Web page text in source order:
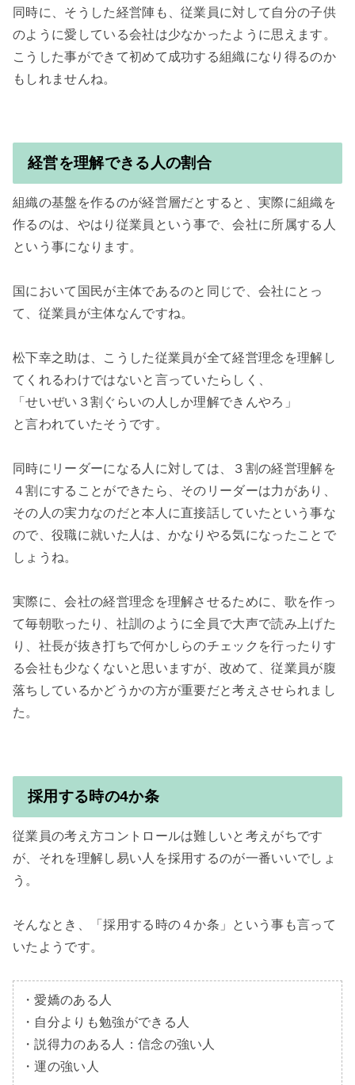
同時に、そうした経営陣も、従業員に対して自分の子供
のように愛している会社は少なかったように思えます。
こうした事ができて初めて成功する組織になり得るのか
もしれませんね。
経営を理解できる人の割合
組織の基盤を作るのが経営層だとすると、実際に組織を
作るのは、やはり従業員という事で、会社に所属する人
という事になります。
国において国民が主体であるのと同じで、会社にとっ
て、従業員が主体なんですね。
松下幸之助は、こうした従業員が全て経営理念を理解し
てくれるわけではないと言っていたらしく、
「せいぜい３割ぐらいの人しか理解できんやろ」
と言われていたそうです。
同時にリーダーになる人に対しては、３割の経営理解を
４割にすることができたら、そのリーダーは力があり、
その人の実力なのだと本人に直接話していたという事な
ので、役職に就いた人は、かなりやる気になったことで
しょうね。
実際に、会社の経営理念を理解させるために、歌を作っ
て毎朝歌ったり、社訓のように全員で大声で読み上げた
り、社長が抜き打ちで何かしらのチェックを行ったりす
る会社も少なくないと思いますが、改めて、従業員が腹
落ちしているかどうかの方が重要だと考えさせられまし
た。
採用する時の4か条
従業員の考え方コントロールは難しいと考えがちです
が、それを理解し易い人を採用するのが一番いいでしょ
う。
そんなとき、「採用する時の４か条」という事も言って
いたようです。
・愛嬌のある人
・自分よりも勉強ができる人
・説得力のある人：信念の強い人
・運の強い人